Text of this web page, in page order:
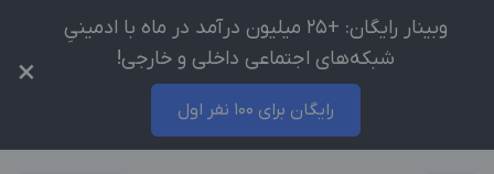
وبینار رایگان: +25 میلیون درآمد در ماه با ادمینیِ
شبکه‌های اجتماعی داخلی و خارجی!
رایگان برای 100 نفر اول
×